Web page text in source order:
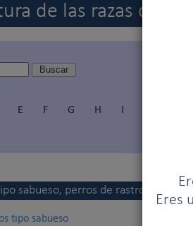
Eres
de las razas de la
E F G H I
sabueso, perros de rastro y razas
tipo sabueso